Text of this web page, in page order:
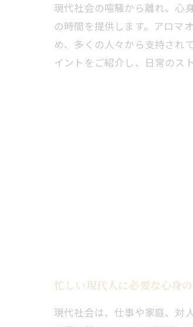
現代社会の喧騒から離れ、心
の時間を提供します。アロマ
め、多くの人々から支持され
イントをご紹介し、日常のス
忙しい現代人に必要な心身
現代社会は、仕事や家庭、対